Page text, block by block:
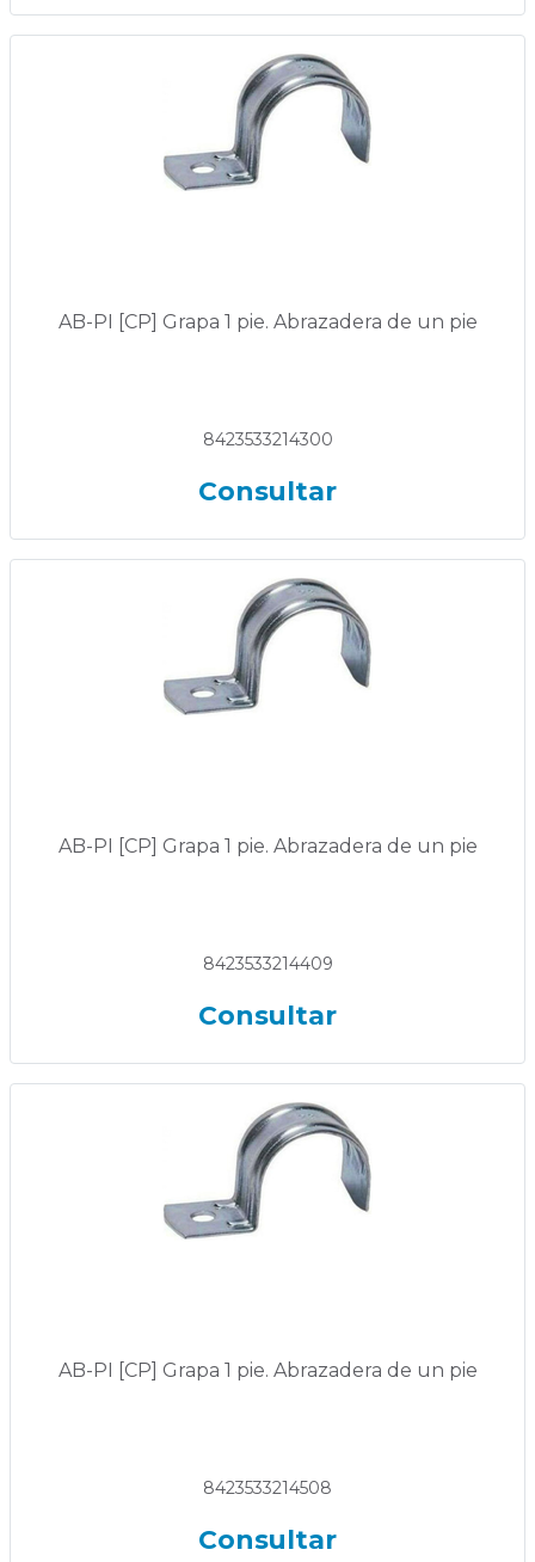
AB-PI [CP] Grapa 1 pie. Abrazadera de un pie
8423533214300
Consultar
AB-PI [CP] Grapa 1 pie. Abrazadera de un pie
8423533214409
Consultar
AB-PI [CP] Grapa 1 pie. Abrazadera de un pie
8423533214508
Consultar